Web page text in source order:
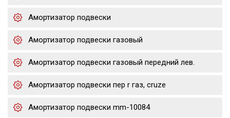
Амортизатор подвески
Амортизатор подвески газовый
Амортизатор подвески газовый передний лев.
Амортизатор подвески пер r газ, cruze
Амортизатор подвески mm-10084